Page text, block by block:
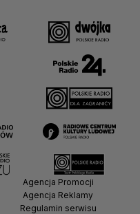
Agencja Promocji
Agencja Reklamy
Regulamin serwisu